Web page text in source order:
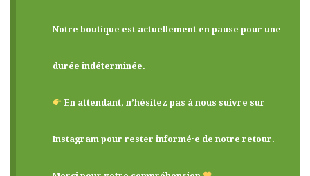
Notre boutique est actuellement en pause pour une
durée indéterminée.
En attendant, n’hésitez pas à nous suivre sur
Instagram pour rester informé·e de notre retour.